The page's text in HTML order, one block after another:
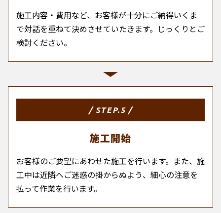
施工内容・費用など、お客様が十分にご納得いくま
で対話を重ねて決めさせていたきます。じっくりとご
検討ください。
/ STEP.5 /
施工開始
お客様のご要望にあわせた施工を行います。また、施
工中は近隣へご迷惑の掛からぬよう、細心の注意を
払って作業を行います。